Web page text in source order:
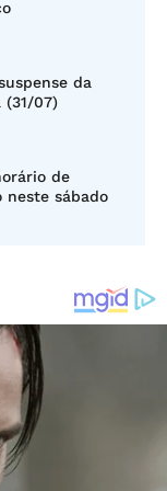
da
07)
de
neste sábado